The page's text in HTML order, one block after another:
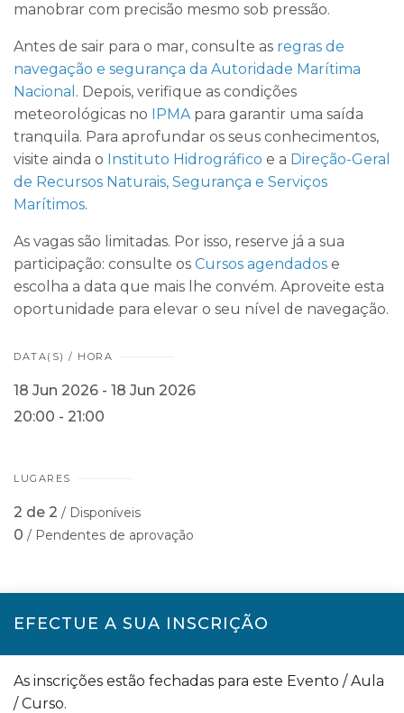
manobrar com precisão mesmo sob pressão.
Antes de sair para o mar, consulte as regras de
navegação e segurança da Autoridade Marítima
Nacional . Depois, verifique as condições
meteorológicas no IPMApara garantir uma saída
tranquila. Para aprofundar os seus conhecimentos,
visite ainda o Instituto Hidrográfico e a Direção-Geral
de Recursos Naturais, Segurança e Serviços
Marítimos.
As vagas são limitadas. Por isso, reserve já a sua
participação: consulte os Cursos agendados e
escolha a data que mais lhe convém. Aproveite esta
oportunidade para elevar o seu nível de navegação.
DATA(S) / HORA
18 Jun 2026 - 18 Jun 2026
20:00 - 21:00
LUGARES
2 de 2 / Disponíveis
0 / Pendentes de aprovação
EFECTUE A SUA INSCRIÇÃO
As inscrições estão fechadas para este Evento / Aula
/ Curso.